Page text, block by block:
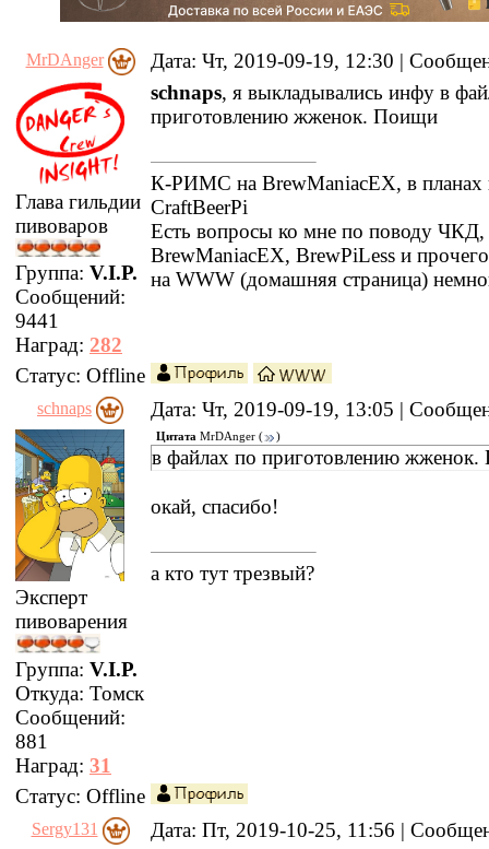
MrDAnger Дата: Чт, 2019-09-19, 12:30 |
Глава гильдии
пивоваров
Группа: V.I.P.
Сообщений:
9441
Наград: 282
schnaps, я выкладывались инфу в
приготовлению жженок. Поищи
К-РИМС на BrewManiacEX, в планах
CraftBeerPi
Есть вопросы ко мне по поводу
BrewManiacEX, BrewPiLess и
на WWW (домашняя страница)
Статус: Offline
schnaps Дата: Чт, 2019-09-19, 13:05 |
Эксперт
пивоварения
Группа: V.I.P.
Откуда: Томск
Сообщений:
881
Наград: 31
Цитата MrDAnger ( )
в файлах по приготовлению
окай, спасибо!
а кто тут трезвый?
Статус: Offline
Sergy131 Дата: Пт, 2019-10-25, 11:56 |